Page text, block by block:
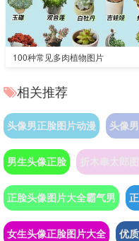
100种常见多肉植物图片
相关推荐
头像男正脸图片动漫 头像
男生头像正脸 折木奉太郎
正脸头像图片大全霸气男
女生头像正脸图片大全 优